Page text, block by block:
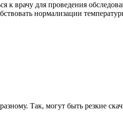
врачу для проведения
нормализации
Так, могут быть резкие